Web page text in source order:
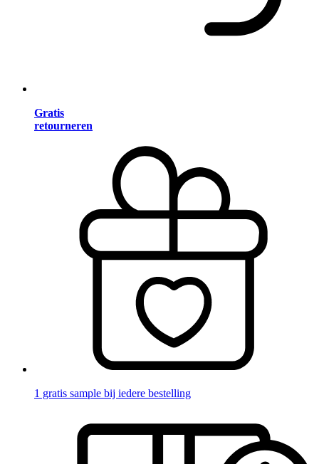
Gratis
retourneren
1 gratis sample bij iedere bestelling